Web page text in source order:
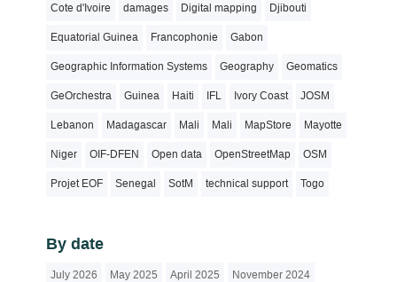
Cote d'Ivoire damages Digital mapping Djibouti
Equatorial Guinea Francophonie Gabon
Geographic Information Systems Geography Geomatics
GeOrchestra Guinea Haiti IFL Ivory Coast JOSM
Lebanon Madagascar Mali Mali MapStore Mayotte
Niger OIF-DFEN Open data OpenStreetMap OSM
Projet EOF Senegal SotM technical support Togo
By date
July 2026 May 2025 April 2025 November 2024